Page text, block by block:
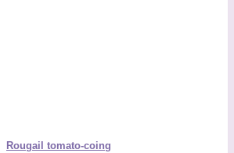
Rougail tomato-coing